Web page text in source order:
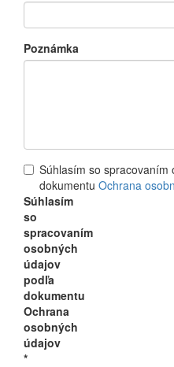
Poznámka
Súhlasím so spracovaním
dokumentu Ochrana
Súhlasím
so
spracovaním
osobných
údajov
podľa
dokumentu
Ochrana
osobných
údajov
*